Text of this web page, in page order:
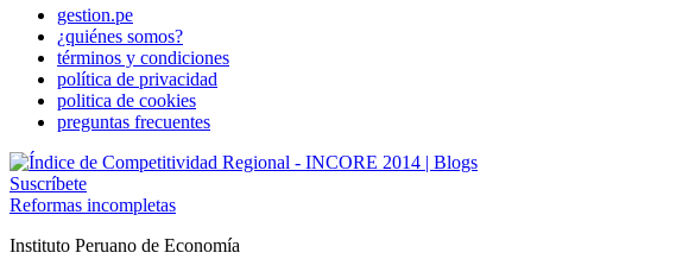
gestion.pe
¿quiénes somos?
términos y condiciones
política de privacidad
politica de cookies
preguntas frecuentes
Suscríbete
Reformas incompletas
Instituto Peruano de Economía